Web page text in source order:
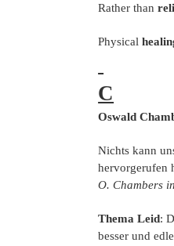
Rather than
Physical
C
Oswald
Nichts kann
hervorgerufen
O. Chambers
Thema Leid:
besser und